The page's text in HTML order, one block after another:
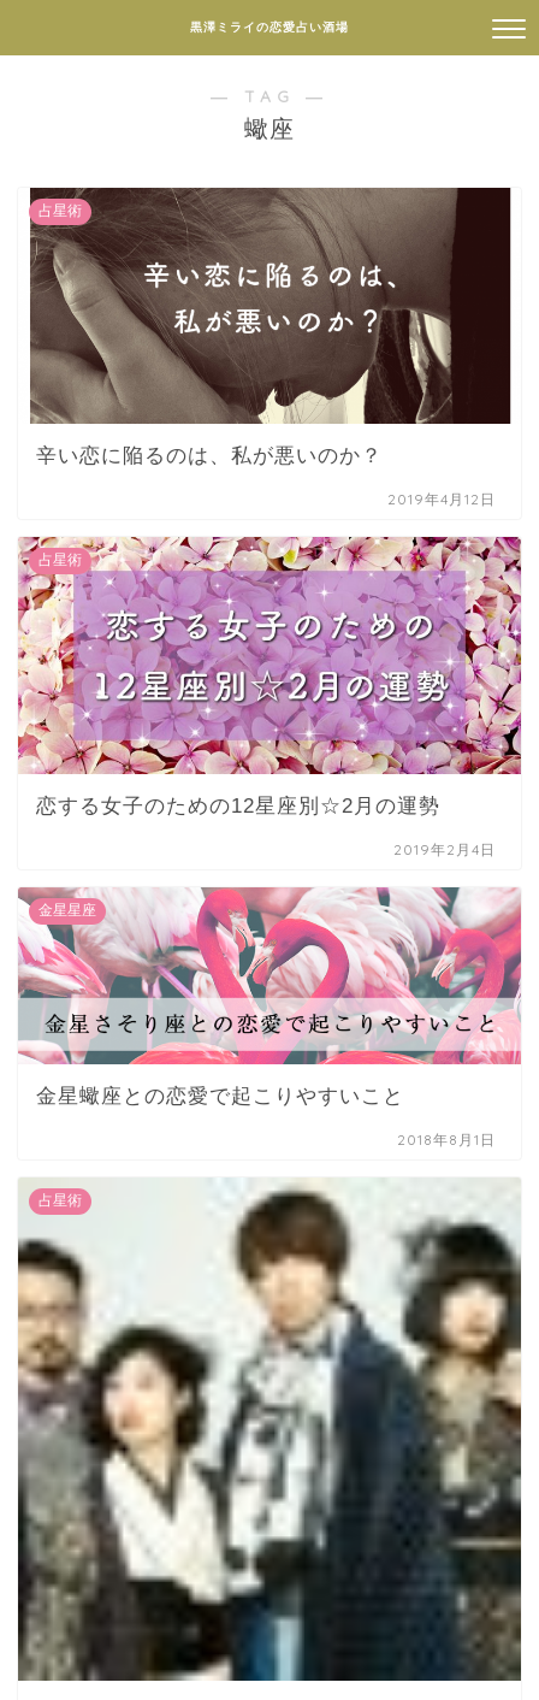
黒澤ミライの恋愛占い酒場
― TAG ―
蠍座
占星術
辛い恋に陥るのは、私が悪いのか？
2019年4月12日
占星術
恋する女子のための12星座別☆2月の運勢
2019年2月4日
金星星座
金星蠍座との恋愛で起こりやすいこと
2018年8月1日
占星術